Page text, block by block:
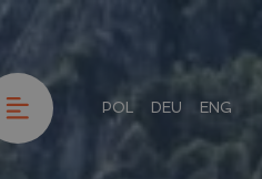
POL DEU ENG